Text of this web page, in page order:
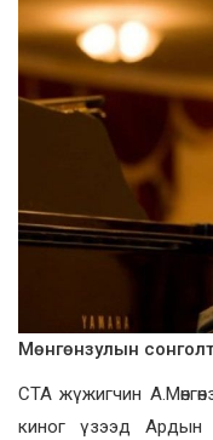
Мөнгөнзулын
СТА жүжигчин
киног үзээд